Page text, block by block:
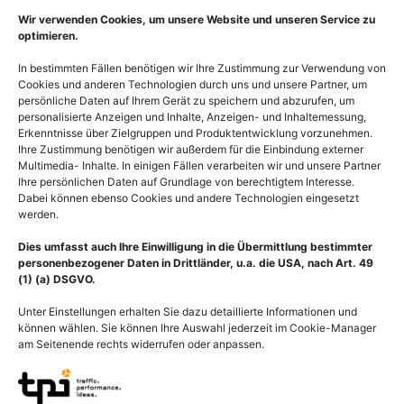
Wir verwenden Cookies, um unsere Website und unseren Service zu
optimieren.
In bestimmten Fällen benötigen wir Ihre Zustimmung zur Verwendung von
Cookies und anderen Technologien durch uns und unsere Partner, um
persönliche Daten auf Ihrem Gerät zu speichern und abzurufen, um
personalisierte Anzeigen und Inhalte, Anzeigen- und Inhaltemessung,
Erkenntnisse über Zielgruppen und Produktentwicklung vorzunehmen.
Ihre Zustimmung benötigen wir außerdem für die Einbindung externer
Multimedia- Inhalte. In einigen Fällen verarbeiten wir und unsere Partner
Ihre persönlichen Daten auf Grundlage von berechtigtem Interesse.
Dabei können ebenso Cookies und andere Technologien eingesetzt
werden.
Dies umfasst auch Ihre Einwilligung in die Übermittlung bestimmter
personenbezogener Daten in Drittländer, u.a. die USA, nach Art. 49
(1) (a) DSGVO.
Unter Einstellungen erhalten Sie dazu detaillierte Informationen und
können wählen. Sie können Ihre Auswahl jederzeit im Cookie-Manager
am Seitenende rechts widerrufen oder anpassen.